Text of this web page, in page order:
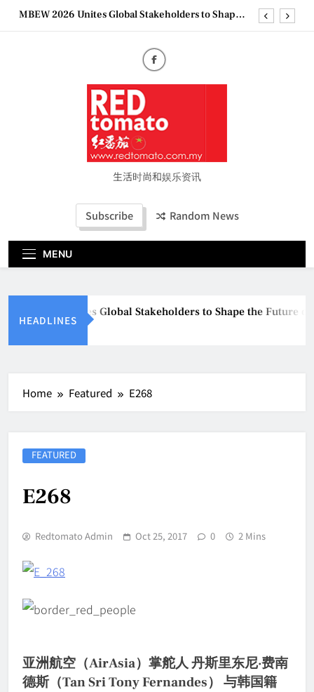
SkipMBEW 2026 Unites Global Stakeholders to Shape
Bangkok Service Launch on9 October
Epson reinvents affordable printing with next-
generation EcoTank Series
Couture Fashion Week Malaysia 2026– Press
MBEW 2026 Unites Global Stakeholders to Shape
the Future of Business Events
Vietjet Thailand Gears Up for Kuala Lumpur–
Bangkok Service Launch on9 October
generation EcoTank Series
Couture Fashion Week Malaysia 2026– Press
生活时尚和娱乐资讯
Subscribe Random News
MENU
HEADLINES
2026 Unites Global Stakeholders to Shape the Future of
Aug 8, 2026
Home Featured E268
FEATURED
E268
Redtomato Admin Oct 25, 2017 0 2 Mins
亚洲航空（AirAsia）掌舵人 丹斯里东尼·费南
德斯（Tan Sri Tony Fernandes） 与韩国籍